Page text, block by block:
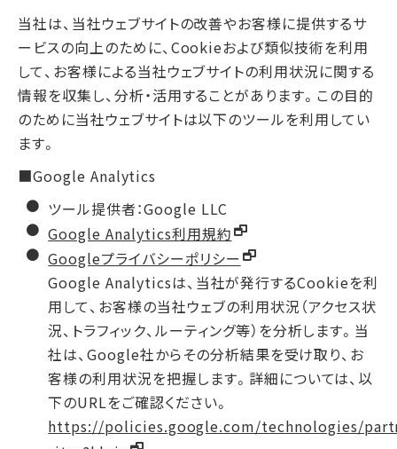
当社は、当社ウェブサイトの改善やお客様に提供するサ
ービスの向上のために、Cookieおよび類似技術を利用
して、お客様による当社ウェブサイトの利用状況に関する
情報を収集し、分析・活用することがあります。この目的
のために当社ウェブサイトは以下のツールを利用してい
ます。
■Google Analytics
ツール提供者：Google LLC
Google Analytics利用規約
Googleプライバシーポリシー
Google Analyticsは、当社が発行するCookieを利
用して、お客様の当社ウェブの利用状況（アクセス状
況、トラフィック、ルーティング等）を分析します。当
社は、Google社からその分析結果を受け取り、お
客様の利用状況を把握します。詳細については、以
下のURLをご確認ください。
https://policies.google.com/technologies/